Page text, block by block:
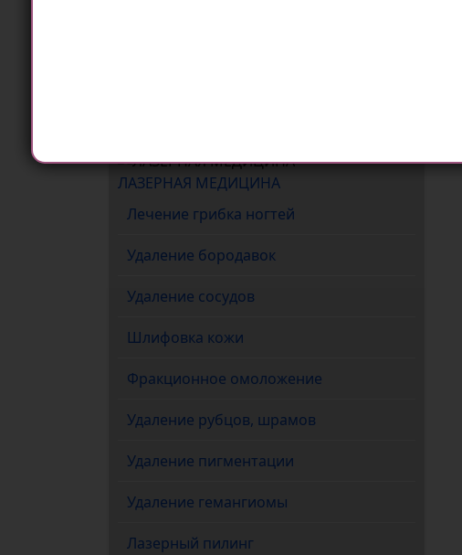
ЛАЗЕРНАЯ МЕДИЦИНА
Лечение грибка ногтей
Удаление бородавок
Удаление сосудов
Шлифовка кожи
Фракционное омоложение
Удаление рубцов, шрамов
Удаление пигментации
Удаление гемангиомы
Лазерный пилинг